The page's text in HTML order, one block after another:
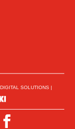
SOLUTIONS |